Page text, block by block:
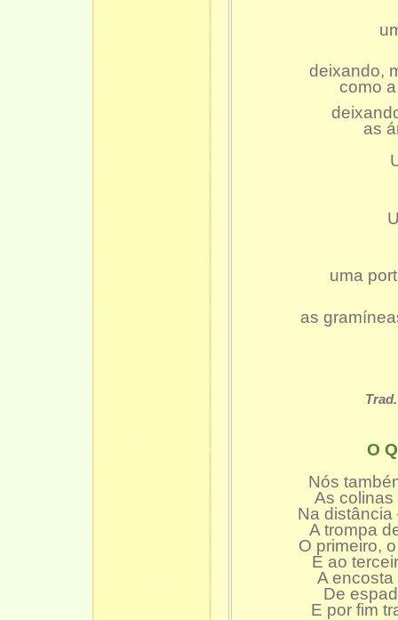
deixando,
como
as
uma
as
O
Nós
As
Na
A trompa
O primeiro,
E ao
A
De
E por fim